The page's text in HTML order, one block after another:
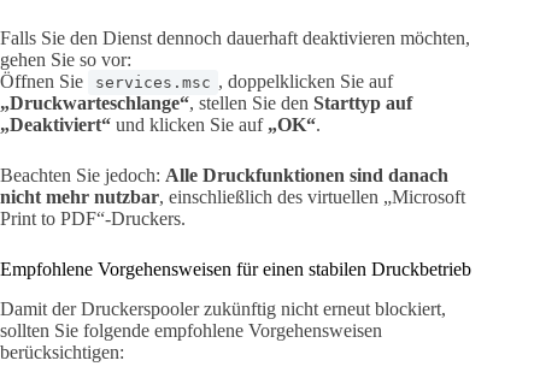
Falls Sie den Dienst dennoch dauerhaft deaktivieren möchten,
gehen Sie so vor:
Öffnen Sie
services.msc , doppelklicken Sie auf
„Druckwarteschlange“, stellen Sie den Starttyp auf
„Deaktiviert“ und klicken Sie auf „OK“.
Beachten Sie jedoch: Alle Druckfunktionen sind danach
nicht mehr nutzbar, einschließlich des virtuellen „Microsoft
Print to PDF“-Druckers.
Empfohlene Vorgehensweisen für einen stabilen Druckbetrieb
Damit der Druckerspooler zukünftig nicht erneut blockiert,
sollten Sie folgende empfohlene Vorgehensweisen
berücksichtigen: